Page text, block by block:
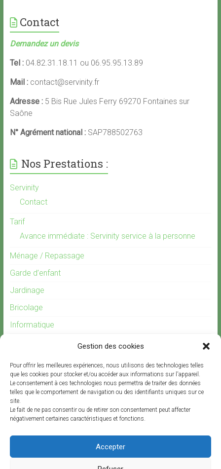
Gestion des cookies
Pour offrir les meilleures expériences, nous utilisons des technologies telles
que les cookies pour stocker et/ou accéder aux informations sur l'appareil.
Le consentement à ces technologies nous permettra de traiter des données
telles que le comportement de navigation ou des identifiants uniques sur ce
site.
Le fait de ne pas consentir ou de retirer son consentement peut affecter
négativement certaines caractéristiques et fonctions.
Accepter
Contact
Demandez un devis
Tel :04.82.31.18.11 ou 06.95.95.13.89
Mail :contact@servinity.fr
Adresse :5 Bis Rue Jules Ferry 69270 Fontaines sur
Saône
N° Agrément national :SAP788502763
Nos Prestations :
Servinity
Contact
Tarif
Avance immédiate : Servinity service à la personne
Ménage / Repassage
Garde d’enfant
Jardinage
Bricolage
Informatique
Offre d’emploi garde d’enfants
Offres d’emplois et de prestations
d’emplois